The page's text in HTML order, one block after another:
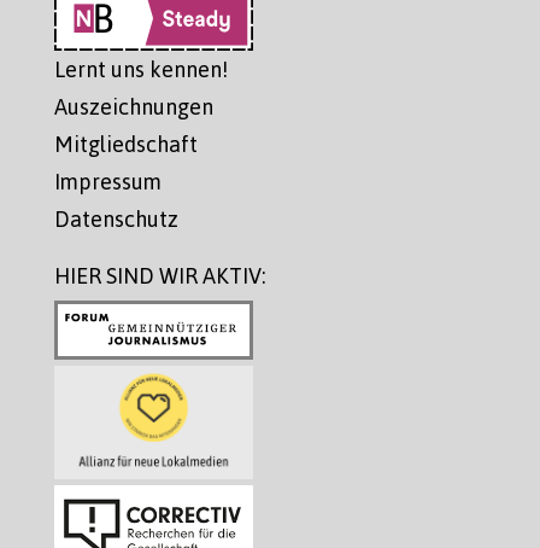
Lernt uns kennen!
Auszeichnungen
Mitgliedschaft
Impressum
Datenschutz
HIER SIND WIR AKTIV: